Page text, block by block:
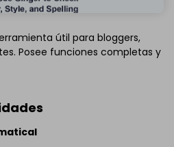
útil para bloggers,
Posee funciones completas y